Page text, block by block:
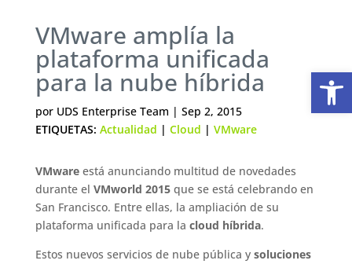
VMware amplía la
plataforma unificada
para la nube híbrida
por UDS Enterprise Team | Sep 2, 2015
ETIQUETAS: Actualidad | Cloud | VMware
VMwareestá anunciando multitud de novedades
durante el VMworld 2015que se está celebrando en
San Francisco. Entre ellas, la ampliación de su
plataforma unificada para la cloud híbrida.
Estos nuevos servicios de nube pública y soluciones